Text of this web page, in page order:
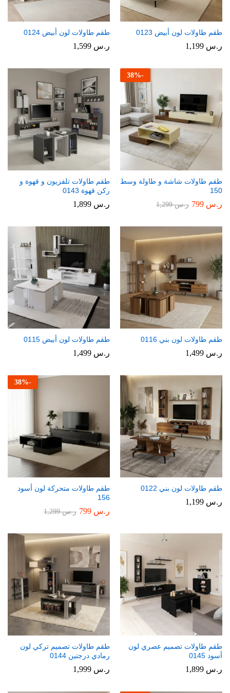
طقم طاولات لون أبيض 0123
ر.س
طقم طاولات لون أبيض 0124
ر.س
-
38%
طقم طاولات شاشة و طاولة وسط
150
ر.س ر.س1,299
طقم طاولات تلفزيون و قهوة و
ركن قهوة 0143
ر.س
طقم طاولات لون بني 0116
ر.س
طقم طاولات لون أبيض 0115
ر.س
طقم طاولات لون بني 0122
ر.س
-
38%
طقم طاولات متحركة لون أسود
156
ر.س ر.س1,299
طقم طاولات تصميم عصري لون
أسود 0145
ر.س
طقم طاولات تصميم تركي لون
رمادي درجتين 0144
ر.س